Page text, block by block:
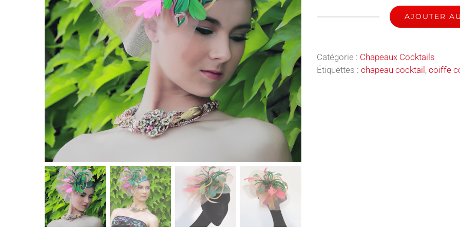
-
Chapeau
AJOUTER
Catégorie : Chapeaux Cocktails
Étiquettes : chapeau cocktail, coiffe